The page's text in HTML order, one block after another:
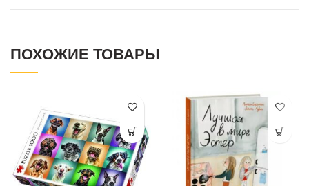
ПОХОЖИЕ ТОВАРЫ